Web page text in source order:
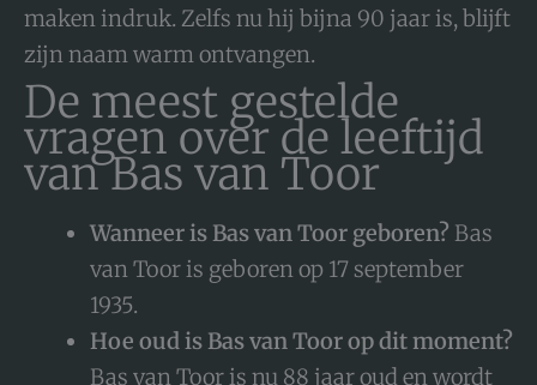
maken indruk. Zelfs nu hij bijna 90 jaar is, blijft
zijn naam warm ontvangen.
De meest gestelde
vragen over de leeftijd
van Bas van Toor
Wanneer is Bas van Toor geboren? Bas
van Toor is geboren op 17 september
1935.
Hoe oud is Bas van Toor op dit moment?
Bas van Toor is nu 88 jaar oud en wordt